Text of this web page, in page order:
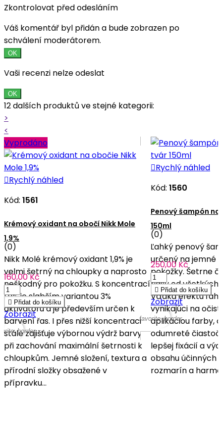
Zkontrolovat před odesláním
Váš komentář byl přidán a bude zobrazen po
schválení moderátorem.
OK
Vaši recenzi nelze odeslat
OK
12 dalších produktů ve stejné kategorii:
>
<
Vyprodáno
Rychlý náhled
Kód: 1561
Krémový oxidant na obočí Nikk Mole
1,9%
(0)
Nikk Molé krémový oxidant 1,9% je
velmi šetrný na chloupky a naprosto
neškodný pro pokožku. S koncentrací
1,9% je slabším variantou 3%
aktivátoru a je především určen k
barvení řas. I přes nižší koncentraci
stále zajišťuje výbornou výdrž barvy
při zachování maximální šetrnosti k
chloupkům. Jemné složení, textura a
přírodní složky obsažené v
přípravku...
160,00 Kč
 Přidat do košíku
Zobrazit
Rychlý náhled
Kód: 1560
Penový šampón
150ml
(0)
Ľahký penový
určený na jemné
pokožky. Šetrne
riasy od
Vďaka efektu
vynikajúci na
aplikáciou farby,
odumreté
lepšej fixácií a
obsahu účinných
rozmarín a
250,00 Kč
 Přidat do košíku
Zobrazit
favorite_border